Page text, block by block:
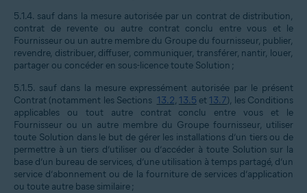
5.1.4. sauf dans la mesure autorisée par un contrat de distribution,
contrat de revente ou autre contrat conclu entre vous et le
Fournisseur ou un autre membre du Groupe du fournisseur, publier,
revendre, distribuer, diffuser, communiquer, transférer, nantir, louer,
partager ou concéder en sous-licence toute Solution ;
5.1.5. sauf dans la mesure expressément autorisée par le présent
Contrat (notamment les Sections 13.2, 13.5 et 13.7), les Conditions
applicables ou tout autre contrat conclu entre vous et le
Fournisseur ou un autre membre du Groupe fournisseur, utiliser
toute Solution dans le but de gérer les installations d’un tiers ou de
permettre à un tiers d’utiliser ou d’accéder à toute Solution sur la
base d’un bureau de services, d’une utilisation à temps partagé, d’un
service d’abonnement ou de la fourniture de services d’application
ou toute autre base similaire ;